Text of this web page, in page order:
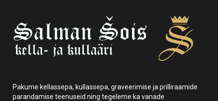
Pakume kellassepa, kullassepa, graveerimise ja prilliraamide
parandamise teenuseid ning tegeleme ka vanade